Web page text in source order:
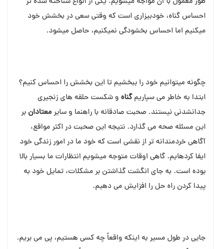
احساس گناه، خودبیزاری است که وقتی سعی در بخشش خود
می⁯کنیم اما احساس بخشودگی نمی⁯کنیم، حاصل می⁯شود.
چگونه می⁯توانیم خود را ببخشیم تا این بخشش را احساس کنیم؟
ابتدا به خاطر می⁯ سپاریمگناه و شکست حلقه⁯ های زنجیری
جدانشدنی نیستند. صحبت صادقانه با راهنما و سایرمعتادانبر
این مسئله صحه می⁯ گذارد. نتیجه این صحبت در اکثر مواقع،
آگاهی خردمندانه⁯ تر از نقشی است که خود ما در امور زندگی خود
ایفا کرده⁯ایم. گاهی اوقات متوجه می⁯شویم انتظارات ما بسیار بالا
بوده است. به جای انگشت گذاشتن بر مشکلات، تمایل خود به
پیدا کردن راه حل را افزایش می⁯ دهیم.
جایی در طول مسیر به اینکه واقعاً چه کسی هستیم، پی می⁯ بریم.